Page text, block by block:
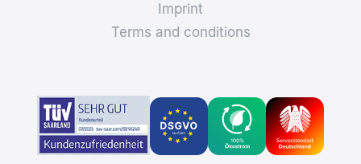
Imprint
Terms and conditions